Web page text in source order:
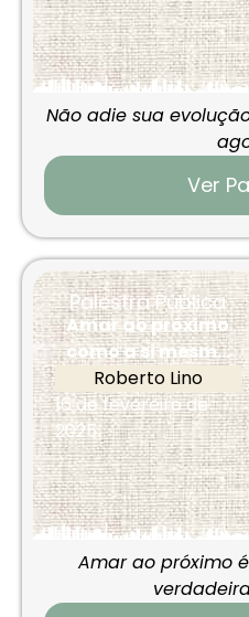
Não adie sua
Ver
Palestra Pública
Amar ao próximo
como a si mesm...
Roberto Lino
16 de fevereiro de
2025
Amar ao próximo